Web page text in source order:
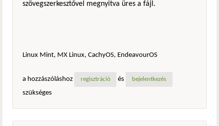
szövegszerkesztővel megnyitva üres a fájl.
Linux Mint, MX Linux, CachyOS, EndeavourOS
a hozzászóláshoz regisztráció és bejelentkezés
szükséges